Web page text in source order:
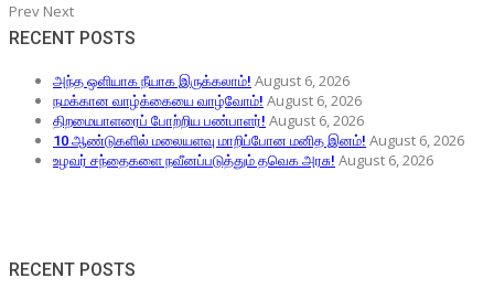
Prev Next
RECENT POSTS
அந்த ஒளியாக நீயாக இருக்கலாம்! August 6, 2026
நமக்கான வாழ்க்கையை வாழ்வோம்! August 6, 2026
திறமையாளரைப் போற்றிய பண்பாளர்! August 6, 2026
10 ஆண்டுகளில் மலையளவு மாறிப்போன மனித இனம்! August 6, 2026
உழவர் சந்தைகளை நவீனப்படுத்தும் தவெக அரசு! August 6, 2026
RECENT POSTS